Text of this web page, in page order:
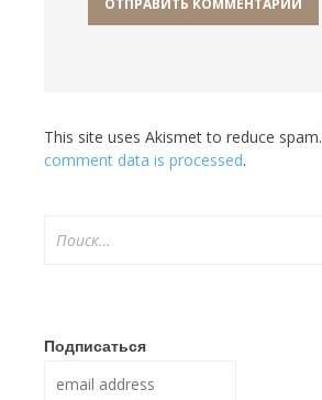
This site uses Akismet to reduce spam.
comment data is processed.
Подписаться